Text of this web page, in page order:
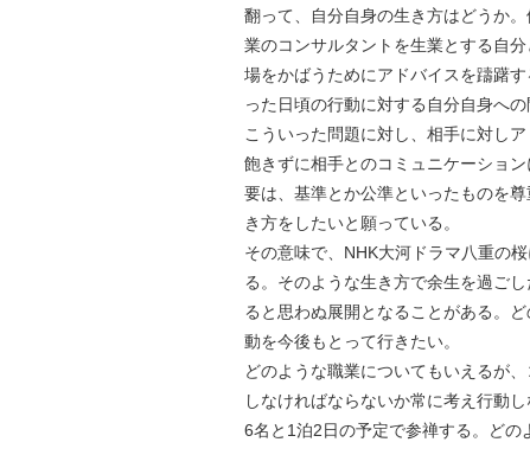
翻って、自分自身の生き方はどうか
業のコンサルタントを生業とする自
場をかばうためにアドバイスを躊躇
った日頃の行動に対する自分自身への
こういった問題に対し、相手に対し
飽きずに相手とのコミュニケーション
要は、基準とか公準といったものを
き方をしたいと願っている。
その意味で、NHK大河ドラマ八重の
る。そのような生き方で余生を過ご
ると思わぬ展開となることがある。
動を今後もとって行きたい。
どのような職業についてもいえるが
しなければならないか常に考え行動
6名と1泊2日の予定で参禅する。どの